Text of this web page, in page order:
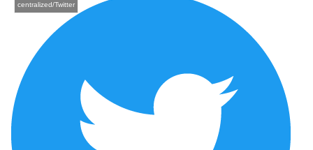
centralized/Twitter